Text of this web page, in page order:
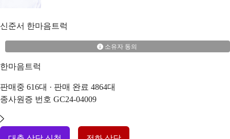
신준서 한마음트럭
소유자 동의
한마음트럭
판매중 616대 · 판매 완료 4864대
종사원증 번호 GC24-04009